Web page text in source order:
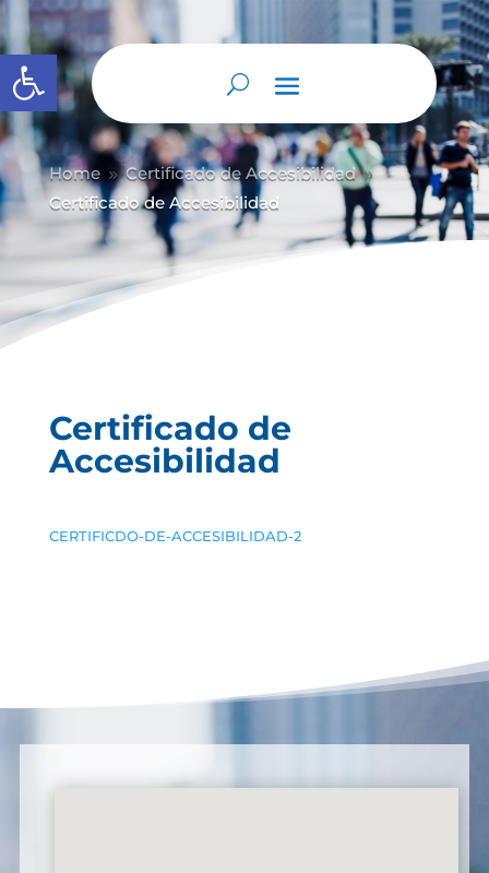
Abrir barra de herramientas
Home 9 Certificado de Accesibilidad 9
Certificado de Accesibilidad
Certificado de
Accesibilidad
CERTIFICDO-DE-ACCESIBILIDAD-2